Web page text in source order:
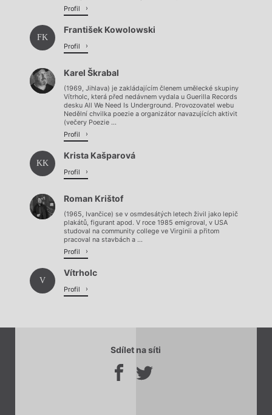
Profil
FK
František Kowolowski
Profil
Karel Škrabal
(1969, Jihlava) je zakládajícím členem umělecké skupiny
Vítrholc, která před nedávnem vydala u Guerilla Records
desku All We Need Is Underground. Provozovatel webu
Nedělní chvilka poezie a organizátor navazujících aktivit
(večery Poezie ...
Profil
KK
Krista Kašparová
Profil
Roman Krištof
(1965, Ivančice) se v osmdesátých letech živil jako lepič
plakátů, figurant apod. V roce 1985 emigroval, v USA
studoval na community college ve Virginii a přitom
pracoval na stavbách a ...
Profil
V
Vítrholc
Profil
Sdílet na síti